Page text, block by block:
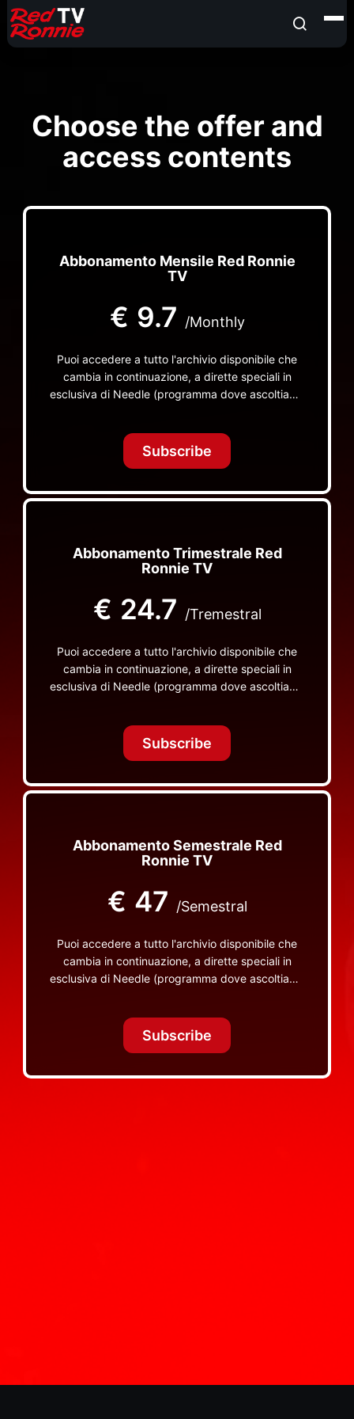
Choose the offer and
access contents
Abbonamento Mensile Red Ronnie
TV
€ 9.7 /Monthly
Puoi accedere a tutto l'archivio disponibile che
cambia in continuazione, a dirette speciali in
esclusiva di Needle (programma dove ascoltiamo
TV non visibili da nessuna altra parte
Subscribe
Abbonamento Trimestrale Red
Ronnie TV
€ 24.7 /Tremestral
Puoi accedere a tutto l'archivio disponibile che
cambia in continuazione, a dirette speciali in
esclusiva di Needle (programma dove ascoltiamo
TV non visibili da nessuna altra parte
Subscribe
Abbonamento Semestrale Red
Ronnie TV
€ 47 /Semestral
Puoi accedere a tutto l'archivio disponibile che
cambia in continuazione, a dirette speciali in
esclusiva di Needle (programma dove ascoltiamo
TV non visibili da nessuna altra parte
Subscribe